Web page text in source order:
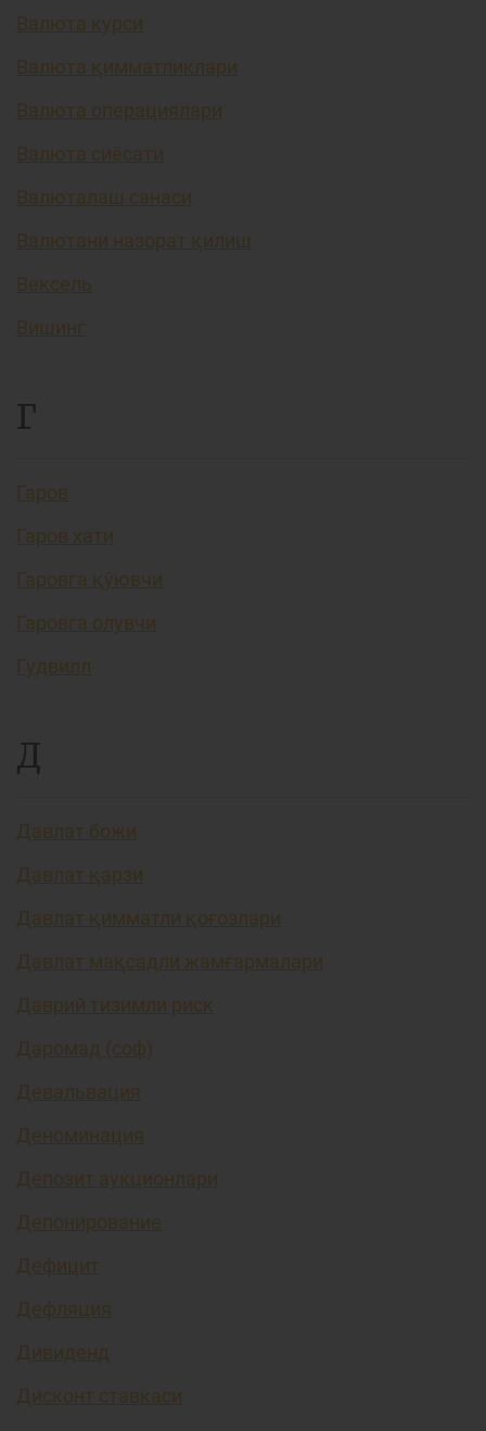
Валюта курси
Валюта қимматликлари
Валюта операциялари
Валюта сиёсати
Валюталаш санаси
Валютани назорат қилиш
Вексель
Вишинг
Г
Гаров
Гаров хати
Гаровга қўювчи
Гаровга олувчи
Гудвилл
Д
Давлат божи
Давлат қарзи
Давлат қимматли қоғозлари
Давлат мақсадли жамғармалари
Даврий тизимли риск
Даромад (соф)
Девальвация
Деноминация
Депозит аукционлари
Депонирование
Дефицит
Дефляция
Дивиденд
Дисконт ставкаси